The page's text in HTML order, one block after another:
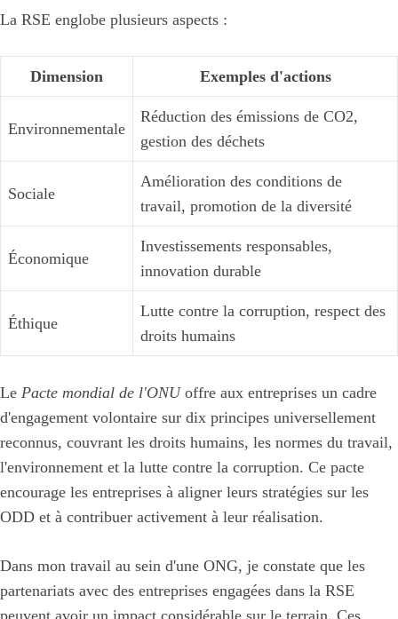
La RSE englobe plusieurs aspects :
Dimension Exemples d'actions
Environnementale
Réduction des émissions de CO2,
gestion des déchets
Sociale
Amélioration des conditions de
travail, promotion de la diversité
Économique
Investissements responsables,
innovation durable
Éthique
Lutte contre la corruption, respect des
droits humains
Le Pacte mondial de l'ONUoffre aux entreprises un cadre
d'engagement volontaire sur dix principes universellement
reconnus, couvrant les droits humains, les normes du travail,
l'environnement et la lutte contre la corruption. Ce pacte
encourage les entreprises à aligner leurs stratégies sur les
ODD et à contribuer activement à leur réalisation.
Dans mon travail au sein d'une ONG, je constate que les
partenariats avec des entreprises engagées dans la RSE
peuvent avoir un impact considérable sur le terrain. Ces